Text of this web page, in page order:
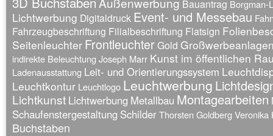
Bauantrag Borgman-
Lichtwerbung Digitaldruck Event- und Messebau
Fahrzeugbeschriftung Filialbeschriftung Flatsign
Seitenleuchter FrontleuchterGold
indirekte Beleuchtung Joseph Marr Kunst im öffentlichen
Ladenausstattung Leit- und Orientierungssystem
Leuchtkontur Leuchtlogo Leuchtwerbung
Lichtkunst Lichtwerbung Metallbau Montagearbeiten
Schaufenstergestaltung SchilderThorsten Goldberg Veronika
Buchstaben